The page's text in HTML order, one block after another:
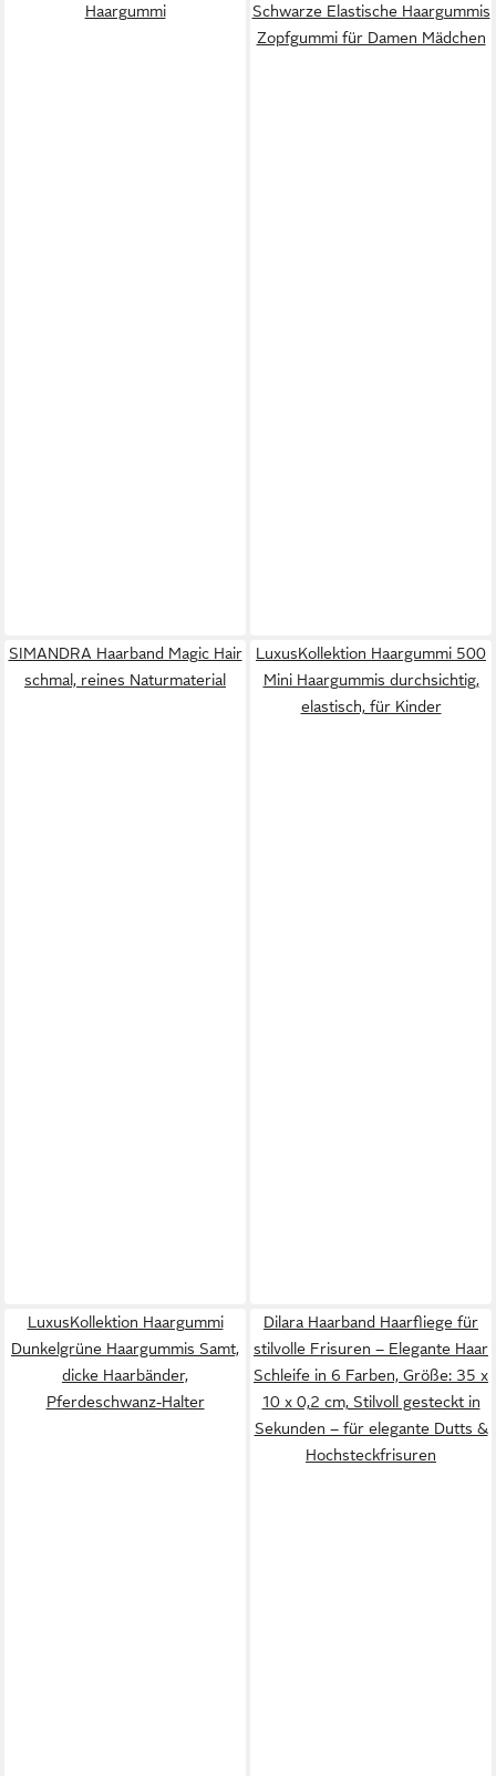
Haargummi
Schwarze Elastische Haargummis
Zopfgummi für Damen Mädchen
SIMANDRA Haarband Magic Hair
schmal, reines Naturmaterial
LuxusKollektion Haargummi 500
Mini Haargummis durchsichtig,
elastisch, für Kinder
LuxusKollektion Haargummi
Dunkelgrüne Haargummis Samt,
dicke Haarbänder,
Pferdeschwanz-Halter
Dilara Haarband Haarfliege für
stilvolle Frisuren – Elegante Haar
Schleife in 6 Farben, Größe: 35 x
10 x 0,2 cm, Stilvoll gesteckt in
Sekunden – für elegante Dutts &
Hochsteckfrisuren